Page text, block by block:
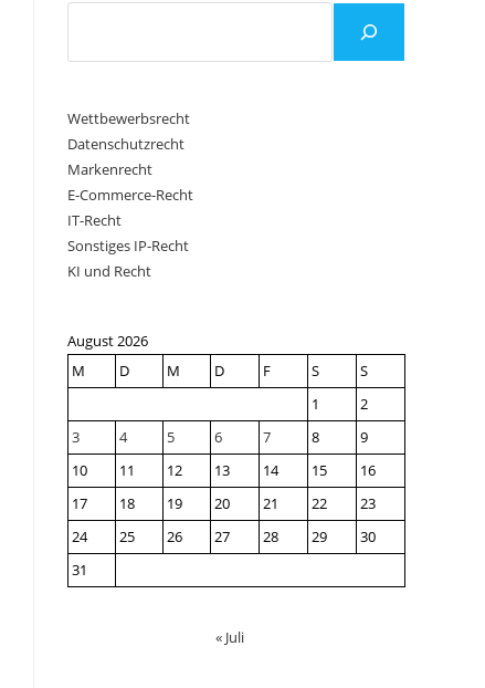
Wettbewerbsrecht
Datenschutzrecht
Markenrecht
E-Commerce-Recht
IT-Recht
Sonstiges IP-Recht
KI und Recht
August 2026
M
D M D F S
S
1
2
3
4 5 6 7 8
9
10
11 12 13 14 15
16
17
18 19 20 21 22
23
24
25 26 27 28 29
30
31
« Juli